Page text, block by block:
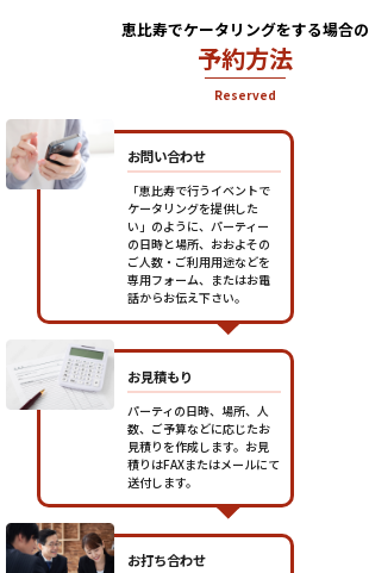
恵比寿でケータリングをする場合の
予約方法
Reserved
お問い合わせ
「恵比寿で行うイベントで
ケータリングを提供した
い」のように、パーティー
の日時と場所、おおよその
ご人数・ご利用用途などを
専用フォーム、またはお電
話からお伝え下さい。
お見積もり
パーティの日時、場所、人
数、ご予算などに応じたお
見積りを作成します。お見
積りはFAXまたはメールにて
送付します。
お打ち合わせ